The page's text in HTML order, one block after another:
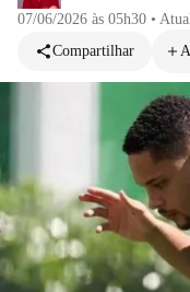
07/06/2026 às 05h30 •
Compartilhar